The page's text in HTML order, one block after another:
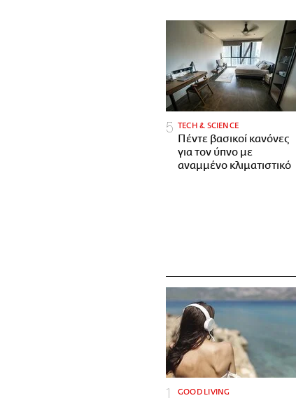
ΤECH & SCIENCE
Πέντε βασικοί κανόνες
για τον ύπνο με
αναμμένο κλιματιστικό
GOOD LIVING